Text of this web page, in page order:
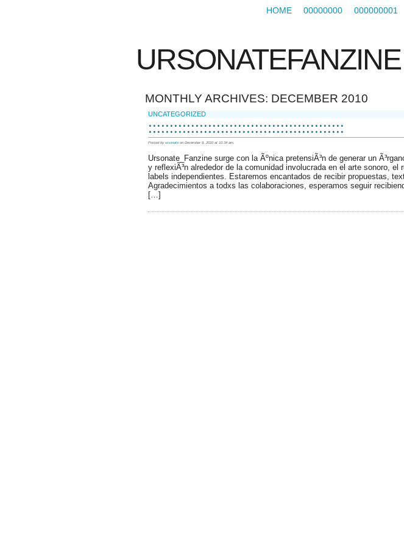
URSONATEFANZINE
HOME 00000000 000000001
MONTHLY ARCHIVES: DECEMBER 2010
UNCATEGORIZED
::::::::::::::::::::::::::::::::::::::::::::::
Posted by ursonate on December 9, 2010 at 10:34 am.
Ursonate_Fanzine surge con la Ãºnica pretensiÃ³n de generar un
y reflexiÃ³n alrededor de la comunidad involucrada en el arte sonoro,
labels independientes. Estaremos encantados de recibir propuestas,
Agradecimientos a todxs las colaboraciones, esperamos seguir
[…]